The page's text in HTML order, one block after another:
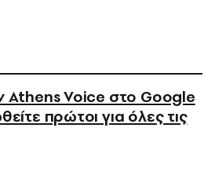
Athens Voice στο Google
πρώτοι για όλες τις